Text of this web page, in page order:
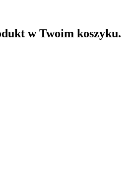
w Twoim koszyku.